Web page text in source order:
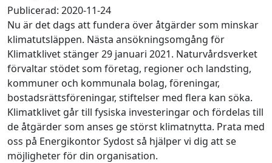
Publicerad: 2020-11-24
Nu är det dags att fundera över åtgärder som minskar
klimatutsläppen. Nästa ansökningsomgång för
Klimatklivet stänger 29 januari 2021. Naturvårdsverket
förvaltar stödet som företag, regioner och landsting,
kommuner och kommunala bolag, föreningar,
bostadsrättsföreningar, stiftelser med flera kan söka.
Klimatklivet går till fysiska investeringar och fördelas till
de åtgärder som anses ge störst klimatnytta. Prata med
oss på Energikontor Sydost så hjälper vi dig att se
möjligheter för din organisation.